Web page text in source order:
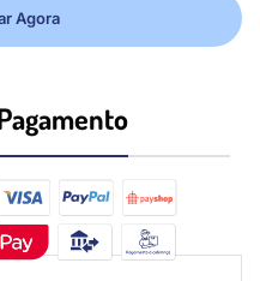
Agora